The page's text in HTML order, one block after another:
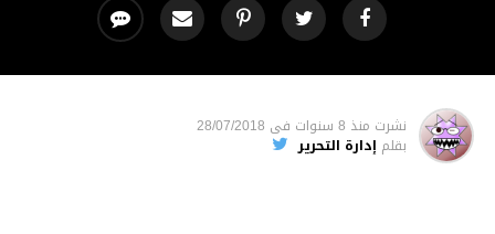
نشرت منذ 8 سنوات فى 28/07/2018
بقلم إدارة التحرير